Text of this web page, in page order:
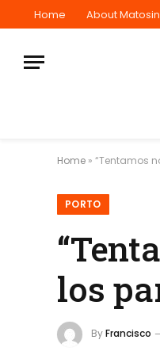
Home About
Home » “Tentamos
PORTO
los
ByFrancisco